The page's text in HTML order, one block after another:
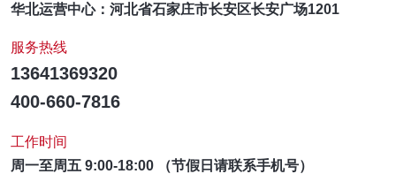
华北运营中心：河北省石家庄市长安区长安广场1201
服务热线
13641369320
400-660-7816
工作时间
周一至周五 9:00-18:00 （节假日请联系手机号）